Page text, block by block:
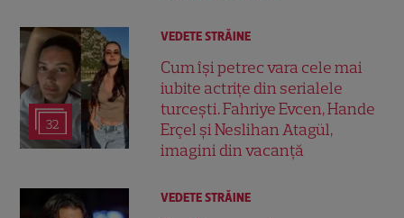
32
VEDETE STRĂINE
Cum își petrec vara cele mai
iubite actrițe din serialele
turcești. Fahriye Evcen, Hande
Erçel și Neslihan Atagül,
imagini din vacanță
VEDETE STRĂINE